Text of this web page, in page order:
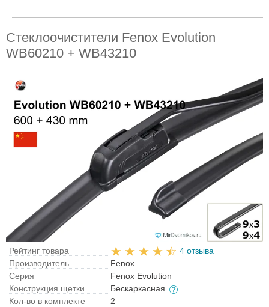
Стеклоочистители Fenox Evolution
WB60210 + WB43210
Рейтинг товара
4 отзыва
Производитель
Fenox
Серия
Fenox Evolution
Конструкция щетки
Бескаркасная
Кол-во в комплекте
2